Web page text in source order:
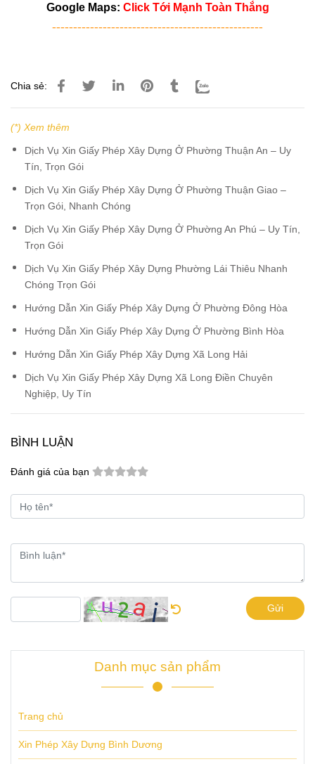
Google Maps: Click Tới Mạnh Toàn Thắng
--------------------------------------------------
Chia sẻ:
(*) Xem thêm
Dịch Vụ Xin Giấy Phép Xây Dựng Ở Phường Thuận An – Uy
Tín, Trọn Gói
Dịch Vụ Xin Giấy Phép Xây Dựng Ở Phường Thuận Giao –
Trọn Gói, Nhanh Chóng
Dịch Vụ Xin Giấy Phép Xây Dựng Ở Phường An Phú – Uy Tín,
Trọn Gói
Dịch Vụ Xin Giấy Phép Xây Dựng Phường Lái Thiêu Nhanh
Chóng Trọn Gói
Hướng Dẫn Xin Giấy Phép Xây Dựng Ở Phường Đông Hòa
Hướng Dẫn Xin Giấy Phép Xây Dựng Ở Phường Bình Hòa
Hướng Dẫn Xin Giấy Phép Xây Dựng Xã Long Hải
Dịch Vụ Xin Giấy Phép Xây Dựng Xã Long Điền Chuyên
Nghiệp, Uy Tín
BÌNH LUẬN
Đánh giá của bạn
Gửi
Danh mục sản phẩm
Trang chủ
Xin Phép Xây Dựng Bình Dương